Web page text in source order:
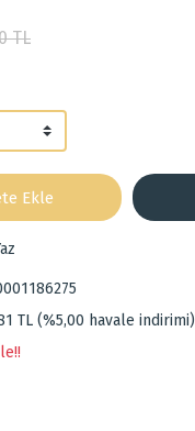
TL
Ekle
TL (%5,00 havale indirimi)